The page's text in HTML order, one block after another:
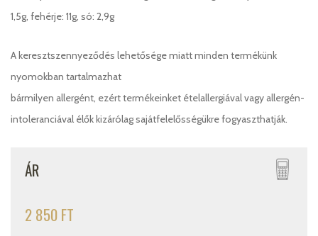
1,5g, fehérje: 11g, só: 2,9g
A keresztszennyeződés lehetősége miatt minden termékünk
nyomokban tartalmazhat
bármilyen allergént, ezért termékeinket ételallergiával vagy allergén-
intoleranciával élők kizárólag sajátfelelősségükre fogyaszthatják.
ÁR
2 850 FT